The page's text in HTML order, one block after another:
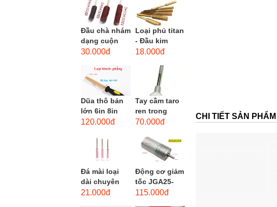
Đầu chà nhám
dạng cuộn
loại dài gắn
cốt 3mm
đầu...
30.000đ
Loại phủ titan
- Đầu kim
cương hình
(mũi mài...
18.000đ
Dũa thô bản
lớn 6in 8in
phẳng - độ
120.000đ
Tay cầm taro
ren trong
dùng cho mũi
M12
70.000đ
Đá mài loại
dài chuyên
dùng mài
21.000đ
Động cơ giảm
tốc JGA25-
370 3-12 VDC.
115.000đ
CHI TIẾT SẢN PHẨM